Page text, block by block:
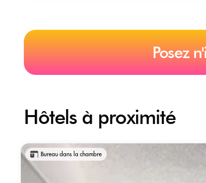
Posez
Hôtels à proximité
Bureau dans la chambre